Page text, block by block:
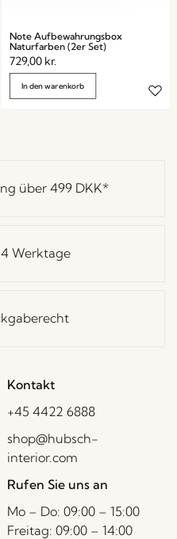
Note Aufbewahrungsbox
Naturfarben (2er Set)
729,00 kr.
In den warenkorb
über 499 DKK*
Werktage
Kontakt
+45 4422 6888
shop@hubsch-
interior.com
Rufen Sie uns an
Mo – Do: 09:00 – 15:00
Freitag: 09:00 – 14:00